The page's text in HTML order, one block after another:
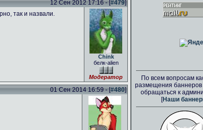
12 Сен 2012 17:16 - [#479]
так и назвали.
Chink
белк-alien
Модератор
01 Сен 2014 16:59 - [#480]
По всем вопросам
размещения
обращаться к
[Наши